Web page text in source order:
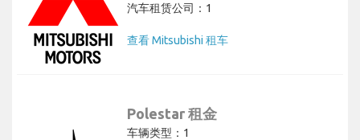
汽车租赁公司：1
查看 Mitsubishi 租车
Polestar 租金
车辆类型：1